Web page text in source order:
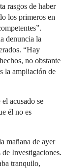
rasgos de haber
los primeros en
denuncia la
“Hay
no obstante
la ampliación de
acusado se
él no es
mañana de ayer
Investigaciones.
tranquilo,